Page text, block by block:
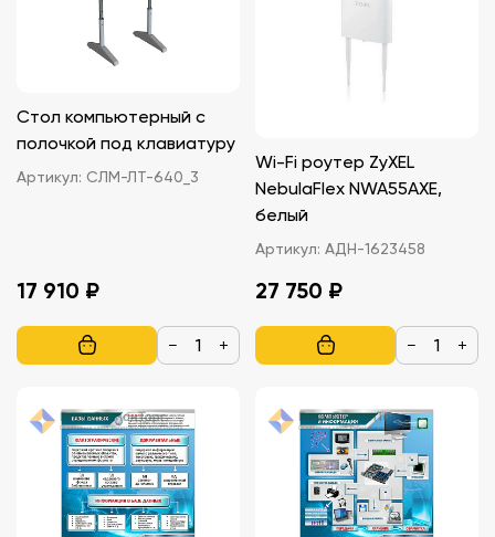
Стол компьютерный с
полочкой под клавиатуру
Артикул: СЛМ-ЛТ-640_3
17 910 ₽
− +
Wi-Fi роутер ZyXEL
NebulaFlex NWA55AXE,
белый
Артикул: АДН-1623458
27 750 ₽
− +